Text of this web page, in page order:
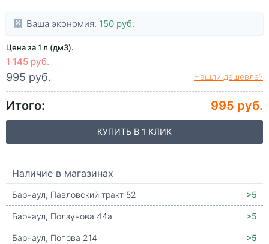
Ваша экономия: 150 руб.
Цена за 1 л (дм3).
1 145 руб.
995 руб. Нашли дешевле?
Итого: 995 руб.
КУПИТЬ В 1 КЛИК
Наличие в магазинах
Барнаул, Павловский тракт 52
>5
Барнаул, Ползунова 44а
>5
Барнаул, Попова 214
>5